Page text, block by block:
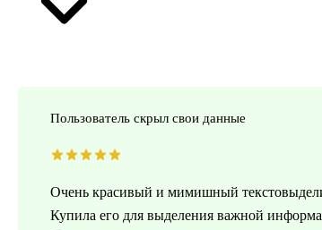
Пользователь скрыл свои данные
Очень красивый и мимишный
Купила его для выделения важной